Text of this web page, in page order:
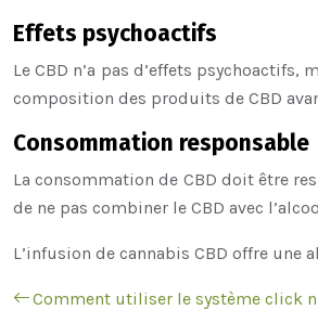
Effets psychoactifs
Le CBD n’a pas d’effets
composition des produits de CBD
Consommation responsable
La consommation de CBD doit être
de ne pas combiner le CBD avec
L’infusion de cannabis CBD offre
Comment utiliser le système click